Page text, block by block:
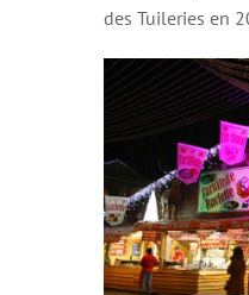
des Tuileries en